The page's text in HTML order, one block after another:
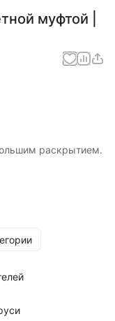
муфтой |
раскрытием.